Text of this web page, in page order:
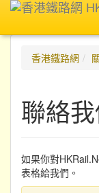
香港鐵路網
聯絡
如果你對
表格給我們。